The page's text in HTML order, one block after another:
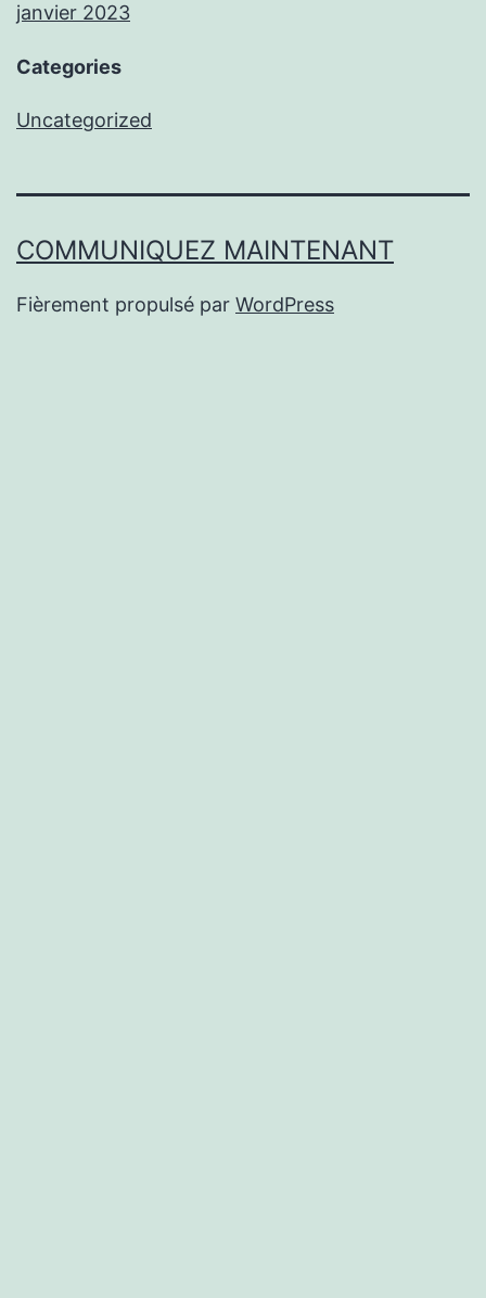
janvier 2023
Categories
Uncategorized
COMMUNIQUEZ MAINTENANT
Fièrement propulsé par WordPress